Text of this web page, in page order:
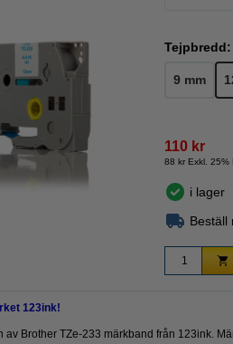
Tejpbredd:
9 mm
110 kr
88 kr Exkl. 25%
i lager
Beställ
123ink!
av Brother TZe-233 märkband från 123ink.